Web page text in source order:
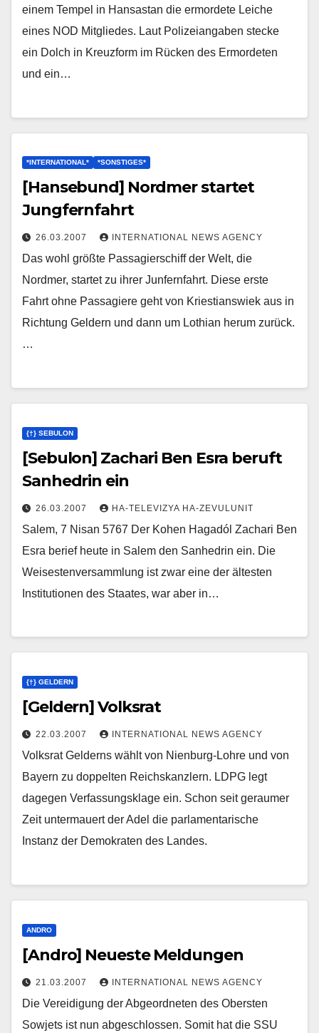
einem Tempel in Hansastan die ermordete Leiche
eines NOD Mitgliedes. Laut Polizeiangaben stecke
ein Dolch in Kreuzform im Rücken des Ermordeten
und ein…
*INTERNATIONAL* *SONSTIGES*
[Hansebund] Nordmer startet
Jungfernfahrt
26.03.2007 INTERNATIONAL NEWS AGENCY
Das wohl größte Passagierschiff der Welt, die
Nordmer, startet zu ihrer Junfernfahrt. Diese erste
Fahrt ohne Passagiere geht von Kriestianswiek aus in
Richtung Geldern und dann um Lothian herum zurück.
…
{†} SEBULON
[Sebulon] Zachari Ben Esra beruft
Sanhedrin ein
26.03.2007 HA-TELEVIZYA HA-ZEVULUNIT
Salem, 7 Nisan 5767 Der Kohen Hagadól Zachari Ben
Esra berief heute in Salem den Sanhedrin ein. Die
Weisestenversammlung ist zwar eine der ältesten
Institutionen des Staates, war aber in…
{†} GELDERN
[Geldern] Volksrat
22.03.2007 INTERNATIONAL NEWS AGENCY
Volksrat Gelderns wählt von Nienburg-Lohre und von
Bayern zu doppelten Reichskanzlern. LDPG legt
dagegen Verfassungsklage ein. Schon seit geraumer
Zeit untermauert der Adel die parlamentarische
Instanz der Demokraten des Landes.
ANDRO
[Andro] Neueste Meldungen
21.03.2007 INTERNATIONAL NEWS AGENCY
Die Vereidigung der Abgeordneten des Obersten
Sowjets ist nun abgeschlossen. Somit hat die SSU